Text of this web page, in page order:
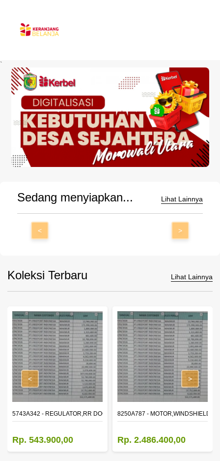
`
Sedang menyiapkan... Lihat Lainnya
< >
Koleksi Terbaru Lihat Lainnya
WINDOW,LH
5743A342 - REGULATOR,RR DOOR WINDOW,RH
Rp. 543.900,00
8250A787 - MOTOR,WINDSHIELD
Rp. 2.486.400,00
< >